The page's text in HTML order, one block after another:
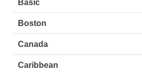
Basic
Boston
Canada
Caribbean